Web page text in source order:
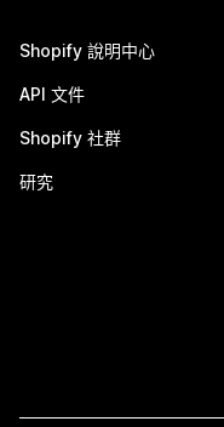
Shopify 說明中心
API 文件
Shopify 社群
研究